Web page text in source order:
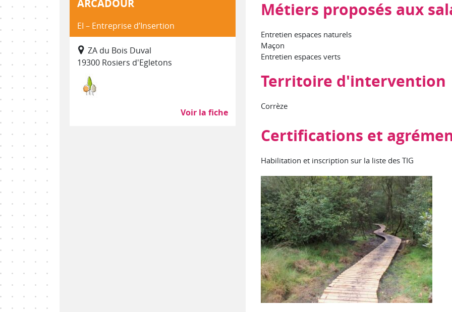
ARCADOUR
EI – Entreprise d’Insertion
ZA du Bois Duval
19300 Rosiers d'Egletons
Environnement, entretien et aménagement des espaces verts et naturels
Voir la fiche
Métiers proposés aux
Entretien espaces naturels
Maçon
Entretien espaces verts
Territoire d'intervention
Corrèze
Certifications et
Habilitation et inscription sur la liste des TIG